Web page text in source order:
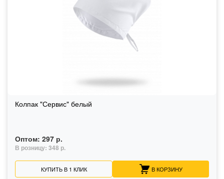
Колпак "Сервис" белый
Оптом: 297 р.
В розницу: 348 р.
КУПИТЬ В 1 КЛИК В КОРЗИНУ